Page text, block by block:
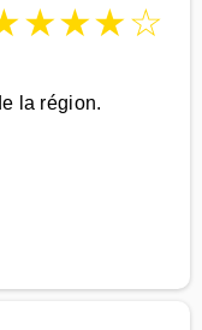
★★★☆
la région.